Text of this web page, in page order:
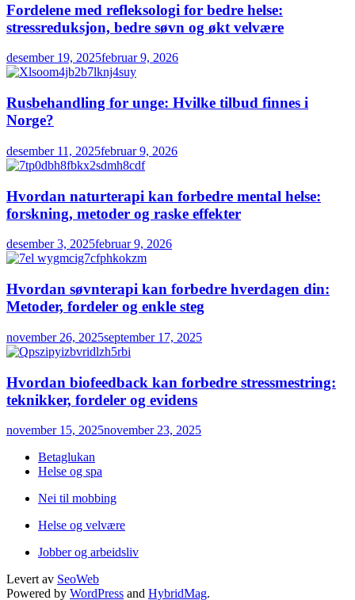
Fordelene med refleksologi for bedre helse:
stressreduksjon, bedre søvn og økt velvære
desember 19, 2025februar 9, 2026
Rusbehandling for unge: Hvilke tilbud finnes i
Norge?
desember 11, 2025februar 9, 2026
Hvordan naturterapi kan forbedre mental helse:
forskning, metoder og raske effekter
desember 3, 2025februar 9, 2026
Hvordan søvnterapi kan forbedre hverdagen din:
Metoder, fordeler og enkle steg
november 26, 2025september 17, 2025
Hvordan biofeedback kan forbedre stressmestring:
teknikker, fordeler og evidens
november 15, 2025november 23, 2025
Betaglukan
Helse og spa
Nei til mobbing
Helse og velvære
Jobber og arbeidsliv
Levert av SeoWeb
Powered by WordPress and HybridMag.